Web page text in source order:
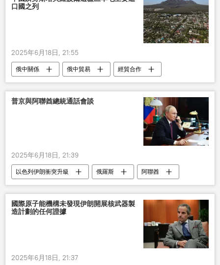
口國之列
2025年6月18日, 21:55
俄中關係 俄中貿易 經貿合作
普京與阿聯酋總統通話會談
2025年6月18日, 21:39
以色列伊朗衝突升級 俄羅斯
阿聯酋
以色列
伊朗
國際原子能機構未發現伊朗開展核武器製
造計劃的任何證據
2025年6月18日, 21:37